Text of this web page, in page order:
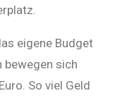
eigene Budget
bewegen sich
So viel Geld